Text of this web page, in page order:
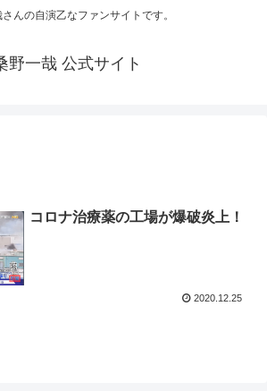
んの自演乙なファンサイトです。
野一哉 公式サイト
コロナ治療薬の工場が爆破炎上！
2020.12.25